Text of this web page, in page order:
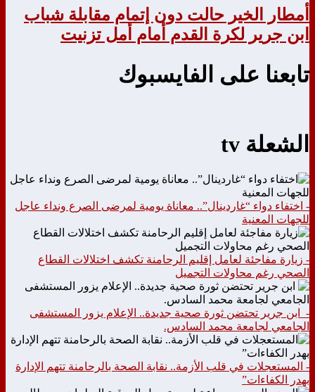
أمطار الخير حالت دون إتمام مقابلة شباب
ابن جرير لكرة القدم أمام أمل تزنيت
تابعنا على الفايسبوك
الشعلة tv
- اختفاء دواء “غاردينال”.. معاناة يومية لمرضى الصرع ونداء عاجل
للجهات المعنية
- زيارة مفاجئة لعامل إقليم الرحامنة تكشف اختلالات القطاع
الصحي رغم محاولات التجميل
- ابن جرير تحتضن ثورة صحية جديدة.. الإعلام يزور المستشفى
الجامعي لجامعة محمد السادس.
- المستعجلات في قلب الأزمة.. نقابة الصحة بالرحامنة تتهم الإدارة
بهدر الكفاءات”